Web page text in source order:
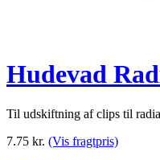
Hudevad
Til udskiftning af clips til
7.75 kr. (Vis fragtpris)